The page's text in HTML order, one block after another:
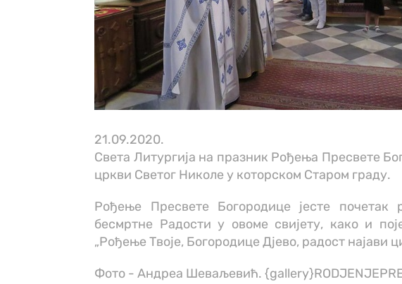
21.09.2020.
Света Литургија на празник Рођења Пресвете
цркви Светог Николе у которском Старом граду.
Рођење Пресвете Богородице јесте почетак
бесмртне Радости у овоме свијету, како и
„Рођење Твоје, Богородице Дјево, радост најави
Фото - Андреа Шеваљевић.